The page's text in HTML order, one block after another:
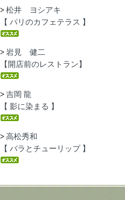
> 松井 ヨシアキ
【 パリのカフェテラス 】
> 岩見 健二
【開店前のレストラン】
> 吉岡 龍
【 影に染まる 】
> 高松秀和
【 バラとチューリップ 】